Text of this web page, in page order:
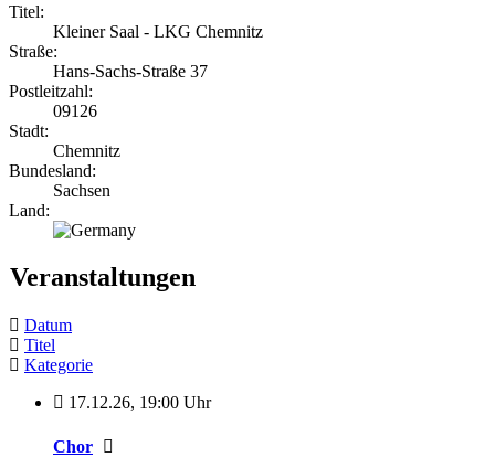
Titel:
Kleiner Saal - LKG Chemnitz
Straße:
Hans-Sachs-Straße 37
Postleitzahl:
09126
Stadt:
Chemnitz
Bundesland:
Sachsen
Land:
Veranstaltungen
Datum
Titel
Kategorie
17.12.26, 19:00 Uhr
Chor